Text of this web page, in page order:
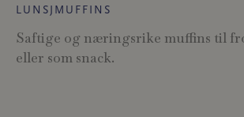
LUNSJMUFFINS
Saftige og næringsrike muffins til
eller som snack.